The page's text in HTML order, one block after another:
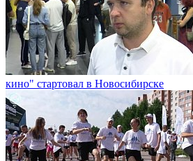
кино" стартовал в Новосибирске